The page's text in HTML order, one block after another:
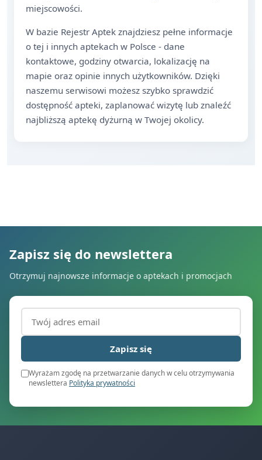
miejscowości.
W bazie Rejestr Aptek znajdziesz pełne informacje
o tej i innych aptekach w Polsce - dane
kontaktowe, godziny otwarcia, lokalizację na
mapie oraz opinie innych użytkowników. Dzięki
naszemu serwisowi możesz szybko sprawdzić
dostępność apteki, zaplanować wizytę lub znaleźć
najbliższą aptekę dyżurną w Twojej okolicy.
Zapisz się do newslettera
Otrzymuj najnowsze informacje o aptekach i promocjach
Adres email (wymagany)
Zapisz się
Wyrażam zgodę na przetwarzanie danych w celu otrzymywania
newslettera Polityka prywatności